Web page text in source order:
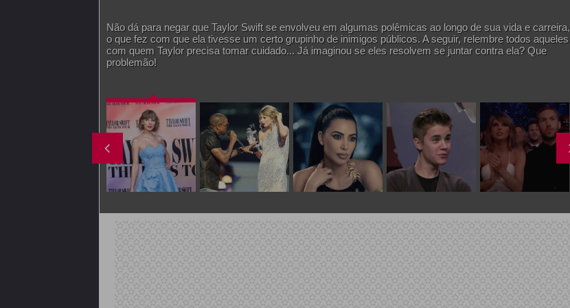
Não dá para negar que Taylor Swift se envolveu em algumas polêmicas ao longo de sua vida e carreira,
o que fez com que ela tivesse um certo grupinho de inimigos públicos. A seguir, relembre todos aqueles
com quem Taylor precisa tomar cuidado... Já imaginou se eles resolvem se juntar contra ela? Que
problemão!